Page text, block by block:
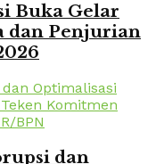
Buka Gelar
dan Penjurian
dan